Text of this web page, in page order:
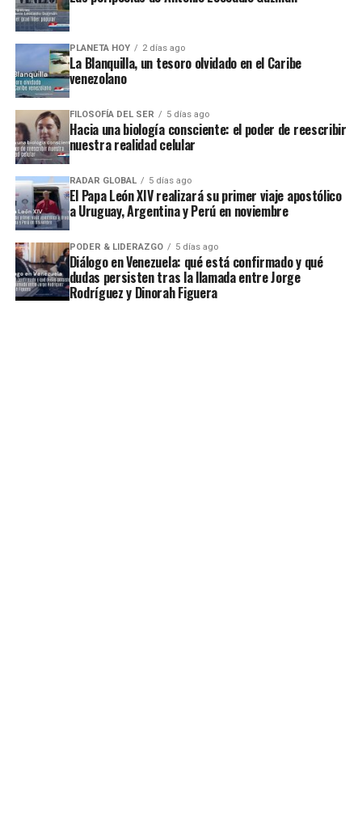
PLANETA HOY 2 días ago
La Blanquilla, un tesoro olvidado en el Caribe
venezolano
FILOSOFÍA DEL SER 5 días ago
Hacia una biología consciente: el poder de reescribir
nuestra realidad celular
RADAR GLOBAL 5 días ago
El Papa León XIV realizará su primer viaje apostólico
a Uruguay, Argentina y Perú en noviembre
PODER & LIDERAZGO 5 días ago
Diálogo en Venezuela: qué está confirmado y qué
dudas persisten tras la llamada entre Jorge
Rodríguez y Dinorah Figuera